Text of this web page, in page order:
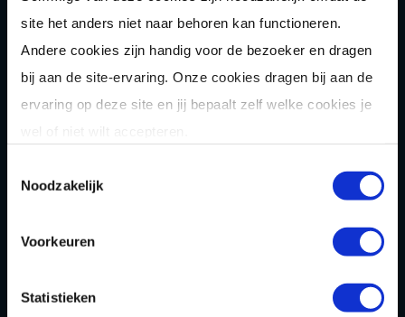
site het anders niet naar behoren kan functioneren.
Andere cookies zijn handig voor de bezoeker en dragen
bij aan de site-ervaring. Onze cookies dragen bij aan de
ervaring op deze site en jij bepaalt zelf welke cookies je
Noodzakelijk
Voorkeuren
Statistieken